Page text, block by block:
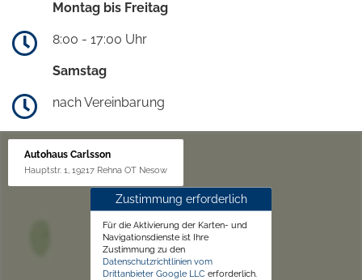
Montag bis Freitag
8:00 - 17:00 Uhr
Samstag
nach Vereinbarung
Autohaus Carlsson
Hauptstr. 1, 19217 Rehna OT Nesow
Zustimmung erforderlich
Für die Aktivierung der Karten- und
Navigationsdienste ist Ihre
Zustimmung zu den
Datenschutzrichtlinien vom
Drittanbieter Google LLC erforderlich.